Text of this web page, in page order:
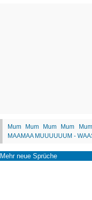
Mehr neue Sprüche